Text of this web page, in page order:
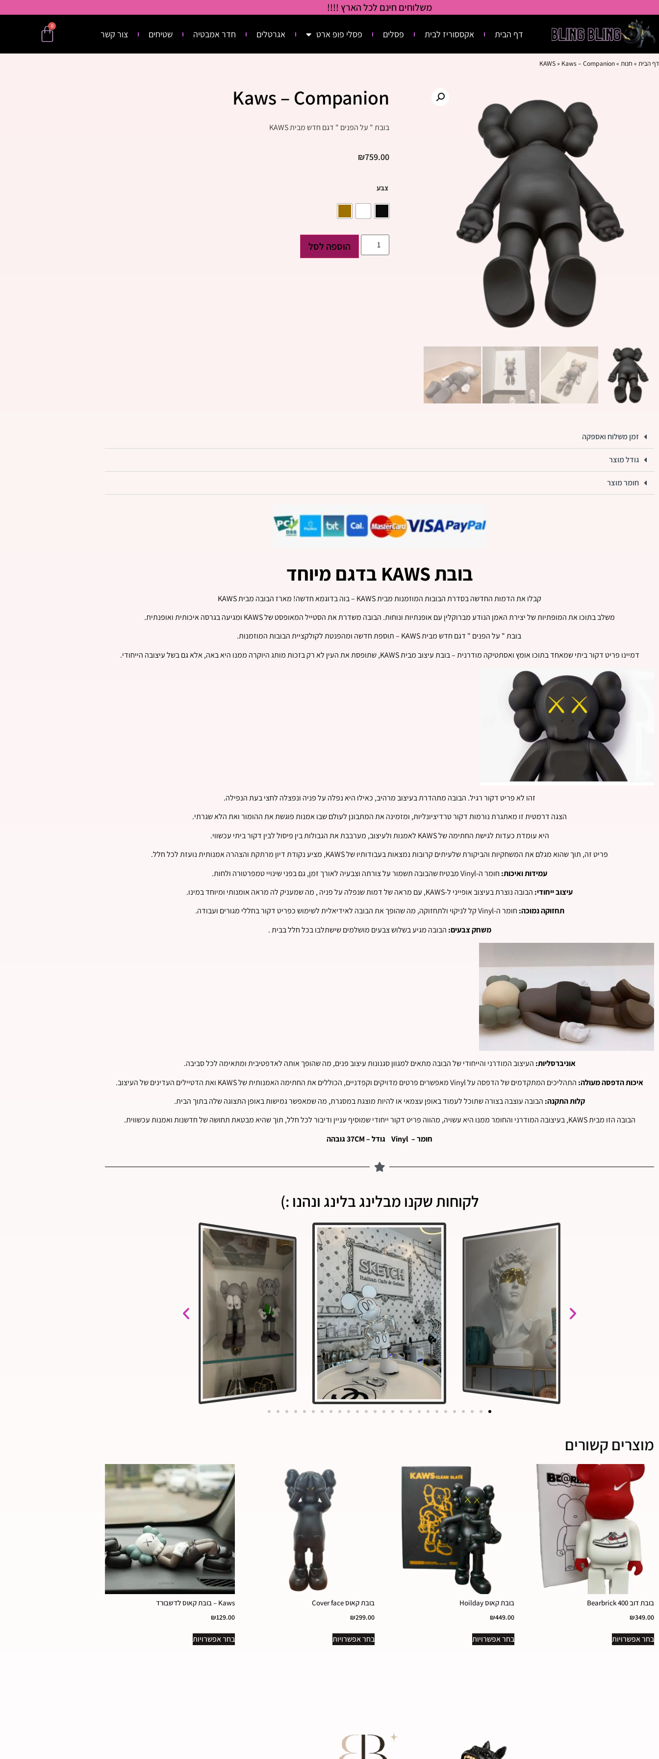
משלוחים חינם לכל הארץ !!!!
דף הבית אקססוריז לבית פסלים פסלי פופ ארט אגרטלים חדר אמבטיה שטיחים צור קשר
0
דף הבית » חנות »
KAWS » Kaws – Companion
Kaws – Companion
בובת " על הפנים " דגם חדש מבית KAWS
₪759.00
צבע
הוספה לסל
זמן משלוח ואספקה
גודל מוצר
חומר מוצר
בובת KAWS בדגם מיוחד
קבלו את הדמות החדשה בסדרת הבובות המוזמנות מבית KAWS – בוה בדוגמא חדשה! מארז הבובה מבית KAWS
משלב בתוכו את המופתיות של יצירת האמן הנודע מברוקלין עם אופנתיות ונוחות. הבובה משדרת את הסטייל המאופסט של KAWS ומגיעה בגרסה איכותית ואופנתית.
בובת " על הפנים " דגם חדש מבית KAWS – תוספת חדשה ומהפנטת לקולקציית הבובות המוזמנות.
דמיינו פריט דקור ביתי שמאחד בתוכו אומץ ואסתטיקה מודרנית – בובת עיצוב מבית KAWS, שתופסת את העין לא רק בזכות מותג היוקרה ממנו היא באה, אלא גם בשל עיצובה הייחודי.
זהו לא פריט דקור רגיל. הבובה מתהדרת בעיצוב מרהיב, כאילו היא נפלה על פניה ונפצלה לחצי בעת הנפילה.
הצגה דרמטית זו מאתגרת נורמות דקור טרדיציונליות, ומזמינה את המתבונן לעולם שבו אמנות פוגשת את ההומור ואת הלא שגרתי.
היא עומדת כעדות לגישת החתימה של KAWS לאמנות ולעיצוב, מערבבת את הגבולות בין פיסול לבין דקור ביתי עכשווי.
פריט זה, תוך שהוא מגלם את המשחקיות והביקורת שלעיתים קרובות נמצאות בעבודותיו של KAWS, מציע נקודת דיון מרתקת והצהרה אמנותית נועזת לכל חלל.
עמידות ואיכות: חומר ה-Vinyl מבטיח שהבובה תשמור על צורתה וצבעיה לאורך זמן, גם בפני שינויי טמפרטורה ולחות.
עיצוב ייחודי: הבובה נוצרת בעיצוב אופייני ל-KAWS, עם מראה של דמות שנפלה על פניה , מה שמעניק לה מראה אומנותי ומיוחד במינו.
תחזוקה נמוכה: חומר ה-Vinyl קל לניקוי ולתחזוקה, מה שהופך את הבובה לאידיאלית לשימוש כפריט דקור בחללי מגורים ועבודה.
משחק צבעים: הבובה מגיע בשלוש צבעים מושלמים שישתלבו בכל חלל בבית .
אוניברסליות: העיצוב המודרני והייחודי של הבובה מתאים למגוון סגנונות עיצוב פנים, מה שהופך אותה לאדפטיבית ומתאימה לכל סביבה.
איכות הדפסה מעולה: התהליכים המתקדמים של הדפסה על Vinyl מאפשרים פרטים מדויקים וקפדניים, הכוללים את החתימה האמנותית של KAWS ואת הדטיילים העדינים של העיצוב.
קלות התקנה: הבובה עוצבה בצורה שתוכל לעמוד באופן עצמאי או להיות מוצגת במסגרת, מה שמאפשר גמישות באופן התצוגה שלה בתוך הבית.
הבובה הזו מבית KAWS, בעיצובה המודרני והחומר ממנו היא עשויה, מהווה פריט דקור ייחודי שמוסיף עניין ודיבור לכל חלל, תוך שהיא מבטאת תחושה של חדשנות ואמנות עכשווית.
חומר – Vinyl גודל – 37CM גובהה
לקוחות שקנו מבלינג בלינג ונהנו :)
מוצרים קשורים
בובת דוב Bearbrick 400
₪349.00
בחר אפשרויות
בובת קאוס Hoilday
₪449.00
בחר אפשרויות
בובת קאוס Cover face
₪299.00
בחר אפשרויות
Kaws – בובת קאוס לדשבורד
₪129.00
בחר אפשרויות